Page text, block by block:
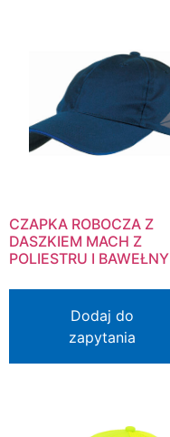
CZAPKA ROBOCZA Z
DASZKIEM MACH Z
POLIESTRU I BAWEŁNY
Dodaj do
zapytania